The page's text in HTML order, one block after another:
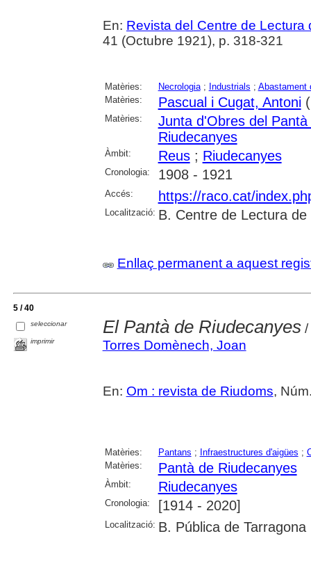
En: Revista del Centre de Lectura
41 (Octubre 1921), p. 318-321
Matèries: Necrologia; Industrials ; Abastament
Matèries:
Pascual i Cugat, Antoni
Matèries:
Junta d'Obres del
Riudecanyes
Àmbit: Reus; Riudecanyes
Cronologia: 1908 - 1921
Accés: https://raco.cat/
Localització: B. Centre de Lectura de
Enllaç permanent a aquest
5 / 40
seleccionar
imprimir
El Pantà de Riudecanyes/
Torres Domènech, Joan
En: Om : revista de Riudoms,
Matèries: Pantans ; Infraestructures d'aigües ;
Matèries:
Pantà de Riudecanyes
Àmbit: Riudecanyes
Cronologia: [1914 - 2020]
Localització: B. Pública de Tarragona